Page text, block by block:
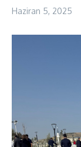
Haziran 5, 2025